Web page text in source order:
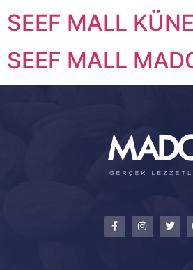
SEEF MALL
SEEF MALL